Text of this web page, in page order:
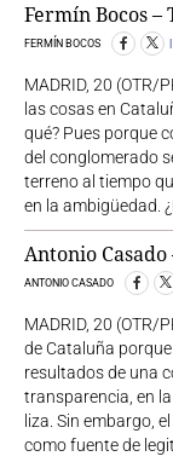
Fermín Bocos
FERMÍN BOCOS
MADRID, 20 (OTR/
las cosas en
qué? Pues porque
del conglomerado
terreno al tiempo
en la ambigüedad.
Antonio
ANTONIO CASADO
MADRID, 20 (OTR/
de Cataluña
resultados de una
transparencia, en
liza. Sin embargo,
como fuente de